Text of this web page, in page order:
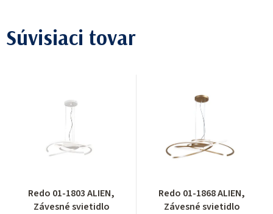
Súvisiaci tovar
Redo 01-1803 ALIEN,
Závesné svietidlo
Redo 01-1868 ALIEN,
Závesné svietidlo